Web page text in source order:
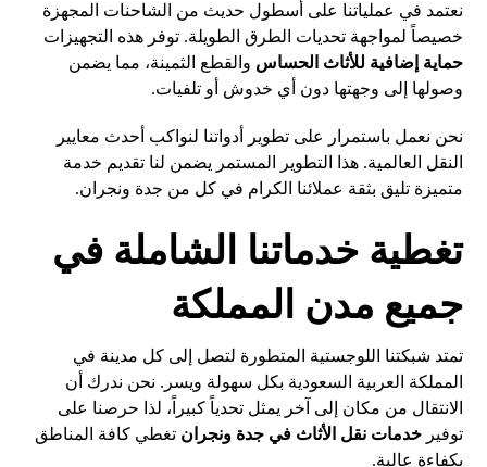
نعتمد في عملياتنا على أسطول حديث من الشاحنات المجهزة
خصيصاً لمواجهة تحديات الطرق الطويلة. توفر هذه التجهيزات
حماية إضافية للأثاث الحساس والقطع الثمينة، مما يضمن
وصولها إلى وجهتها دون أي خدوش أو تلفيات.
نحن نعمل باستمرار على تطوير أدواتنا لنواكب أحدث معايير
النقل العالمية. هذا التطوير المستمر يضمن لنا تقديم خدمة
متميزة تليق بثقة عملائنا الكرام في كل من جدة ونجران.
تغطية خدماتنا الشاملة في
جميع مدن المملكة
تمتد شبكتنا اللوجستية المتطورة لتصل إلى كل مدينة في
المملكة العربية السعودية بكل سهولة ويسر. نحن ندرك أن
الانتقال من مكان إلى آخر يمثل تحدياً كبيراً، لذا حرصنا على
توفيرخدمات نقل الأثاث في جدة ونجران تغطي كافة المناطق
بكفاءة عالية.